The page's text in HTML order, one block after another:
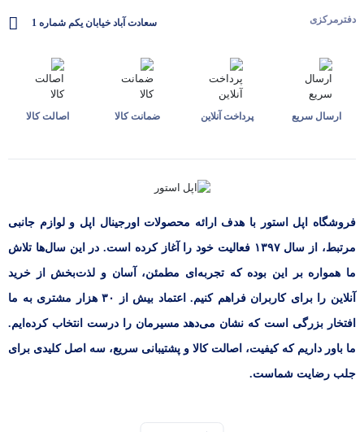
دفترمرکزی سعادت آباد خیابان یکم شماره 1
ارسال سریع پرداخت آنلاین ضمانت کالا اصالت کالا
فروشگاه اپل استور با هدف ارائه‌ محصولات اورجینال اپل و لوازم جانبی
مرتبط، از سال ۱۳۹۷ فعالیت خود را آغاز کرده است. در این سال‌ها تلاش
ما همواره بر این بوده که تجربه‌ای مطمئن، آسان و لذت‌بخش از خرید
آنلاین را برای کاربران فراهم کنیم. اعتماد بیش از ۳۰ هزار مشتری به ما
افتخار بزرگی است که نشان می‌دهد مسیرمان را درست انتخاب کرده‌ایم.
ما باور داریم که کیفیت، اصالت کالا و پشتیبانی سریع، سه اصل کلیدی برای
جلب رضایت شماست.